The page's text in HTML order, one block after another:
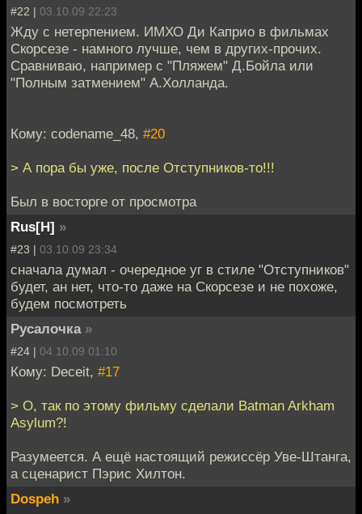
#22 | 03.10.09 22:23
Жду с нетерпением. ИМХО Ди Каприо в фильмах
Скорсезе - намного лучше, чем в других-прочих.
Сравниваю, например с "Пляжем" Д.Бойла или
"Полным затмением" А.Холланда.
Кому: codename_48, #20
> А пора бы уже, после Отступников-то!!!
Был в восторге от просмотра
Rus[H] »
#23 | 03.10.09 23:34
сначала думал - очередное уг в стиле "Отступников"
будет, ан нет, что-то даже на Скорсезе и не похоже,
будем посмотреть
Русалочка »
#24 | 04.10.09 01:10
Кому: Deceit, #17
> О, так по этому фильму сделали Batman Arkham
Asylum?!
Разумеется. А ещё настоящий режиссёр Уве-Штанга,
а сценарист Пэрис Хилтон.
Dospeh »